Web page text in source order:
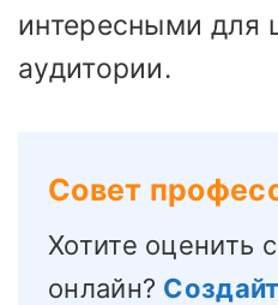
интересными для
аудитории.
Совет
Хотите оценить
онлайн?